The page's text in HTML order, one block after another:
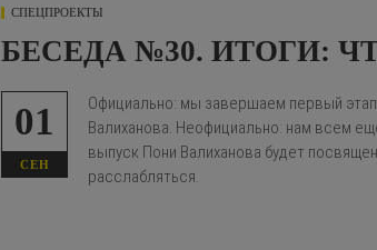
СПЕЦПРОЕКТЫ
БЕСЕДА №30. ИТОГИ:
01
СЕН
Официально: мы завершаем первый
Валиханова. Неофициально: нам всем
выпуск Пони Валиханова будет
расслабляться.